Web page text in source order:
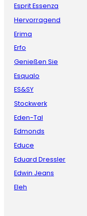
Esprit Essenza
Hervorragend
Erima
Erfo
Genießen Sie
Esqualo
ES&SY
Stockwerk
Eden-Tal
Edmonds
Educe
Eduard Dressler
Edwin Jeans
Eleh